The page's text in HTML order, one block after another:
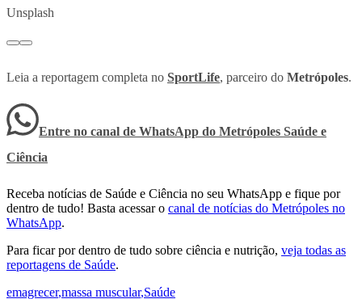
Unsplash
Leia a reportagem completa no SportLife, parceiro do Metrópoles.
Entre no canal de WhatsApp do Metrópoles Saúde e
Ciência
Receba notícias de Saúde e Ciência no seu WhatsApp e fique por
dentro de tudo! Basta acessar o canal de notícias do Metrópoles no
WhatsApp.
Para ficar por dentro de tudo sobre ciência e nutrição, veja todas as
reportagens de Saúde.
emagrecer,massa muscular,Saúde